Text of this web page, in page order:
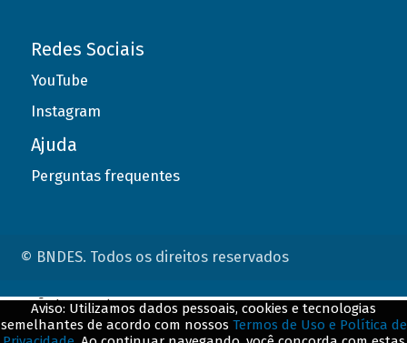
Redes Sociais
YouTube
Instagram
Ajuda
Perguntas frequentes
© BNDES. Todos os direitos reservados
Aviso: Utilizamos dados pessoais, cookies e tecnologias
semelhantes de acordo com nossos Termos de Uso e Política de
ConteÃºdo complementar
${title}${badge}